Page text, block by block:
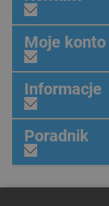
Moje konto
Informacje
Poradnik